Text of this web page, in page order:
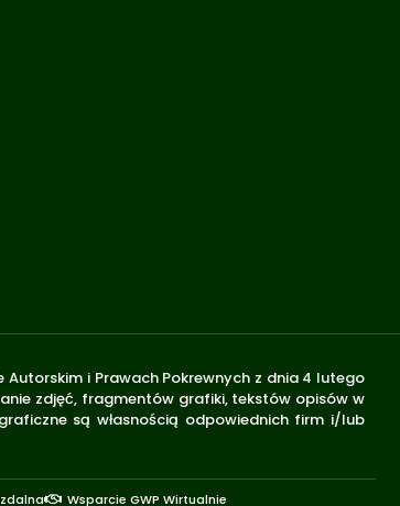
Autorskim i Prawach Pokrewnych z dnia 4 lutego
zdjęć, fragmentów grafiki, tekstów opisów w
są własnością odpowiednich firm i/lub
Wsparcie GWP Wirtualnie